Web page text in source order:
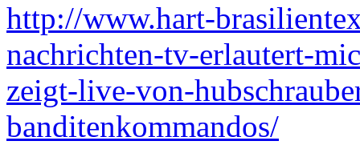
http://www.hart-
nachrichten-tv-erlautert-
zeigt-live-von-
banditenkommandos/